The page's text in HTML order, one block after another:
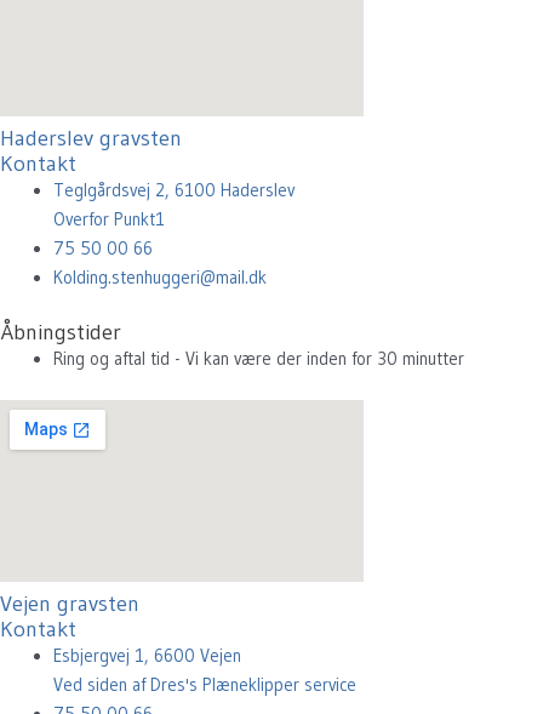
Haderslev gravsten
Kontakt
Teglgårdsvej 2, 6100 Haderslev
Overfor Punkt1
75 50 00 66
Kolding.stenhuggeri@mail.dk
Åbningstider
Ring og aftal tid - Vi kan være der inden for 30 minutter
Vejen gravsten
Kontakt
Esbjergvej 1, 6600 Vejen
Ved siden af Dres's Plæneklipper service